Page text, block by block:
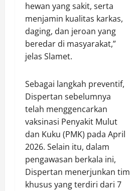
hewan yang sakit, serta
menjamin kualitas karkas,
daging, dan jeroan yang
beredar di masyarakat,”
jelas Slamet.
​Sebagai langkah preventif,
Dispertan sebelumnya
telah menggencarkan
vaksinasi Penyakit Mulut
dan Kuku (PMK) pada April
2026. Selain itu, dalam
pengawasan berkala ini,
Dispertan menerjunkan tim
khusus yang terdiri dari 7